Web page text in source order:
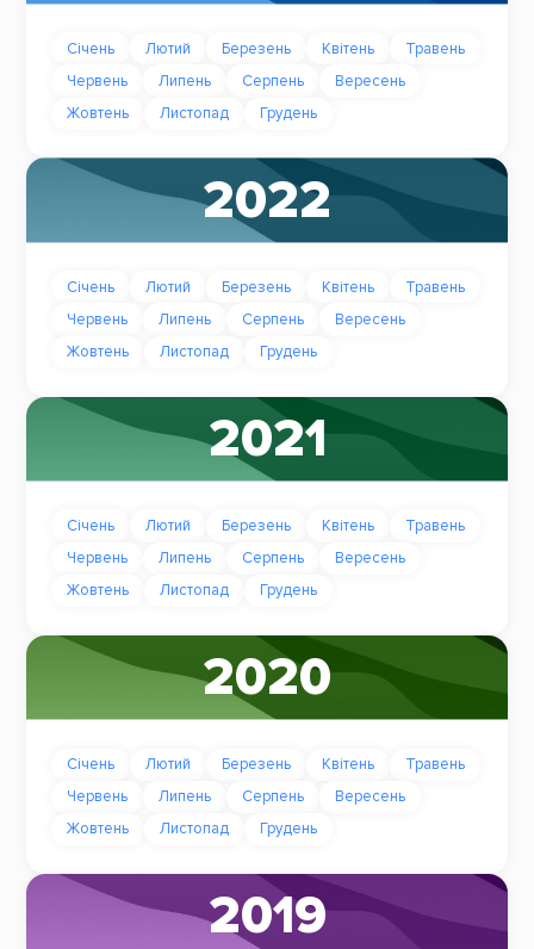
Січень Лютий Березень Квітень
Травень
Червень
Липень Серпень
Вересень
Жовтень
Листопад Грудень
2022
Січень Лютий Березень Квітень
Травень
Червень
Липень Серпень
Вересень
Жовтень
Листопад Грудень
2021
Січень Лютий Березень Квітень
Травень
Червень
Липень Серпень
Вересень
Жовтень
Листопад Грудень
2020
Січень Лютий Березень Квітень
Травень
Червень
Липень Серпень
Вересень
Жовтень
Листопад Грудень
2019